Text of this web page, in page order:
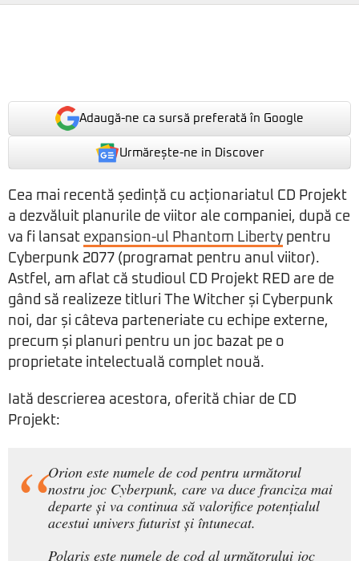
Adaugă-ne ca sursă preferată în Google
Urmărește-ne in Discover
Cea mai recentă ședință cu acționariatul CD Projekt
a dezvăluit planurile de viitor ale companiei, după ce
va fi lansat expansion-ul Phantom Liberty pentru
Cyberpunk 2077 (programat pentru anul viitor).
Astfel, am aflat că studioul CD Projekt RED are de
gând să realizeze titluri The Witcher și Cyberpunk
noi, dar și câteva parteneriate cu echipe externe,
precum și planuri pentru un joc bazat pe o
proprietate intelectuală complet nouă.
Iată descrierea acestora, oferită chiar de CD
Projekt:
Orion este numele de cod pentru următorul
nostru joc Cyberpunk, care va duce franciza mai
departe și va continua să valorifice potențialul
acestui univers futurist și întunecat.
Polaris este numele de cod al următorului joc